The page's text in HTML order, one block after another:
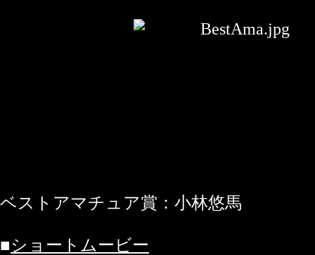
ベストアマチュア賞：小林悠馬
■ショートムービー